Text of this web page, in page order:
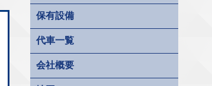
保有設備
代車一覧
会社概要